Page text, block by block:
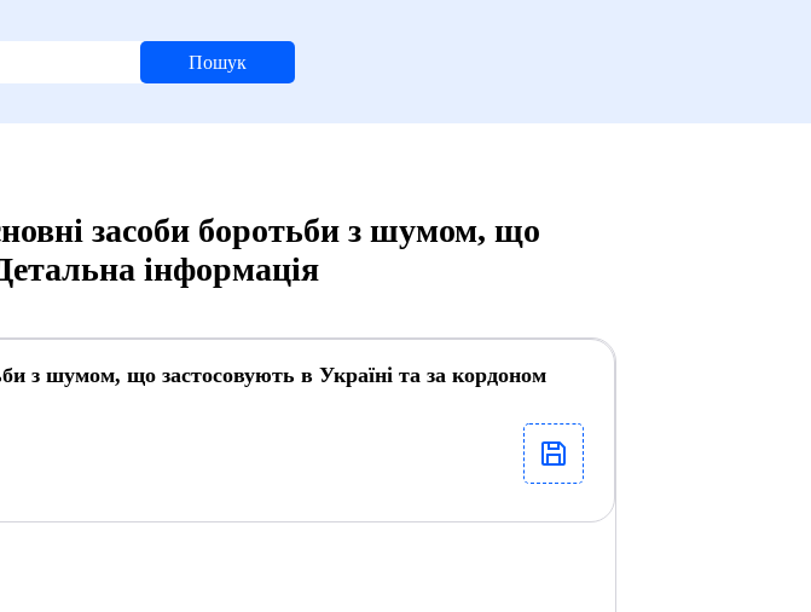
Пошук
засоби боротьби з шумом, що
інформація
з шумом, що застосовують в Україні та за кордоном